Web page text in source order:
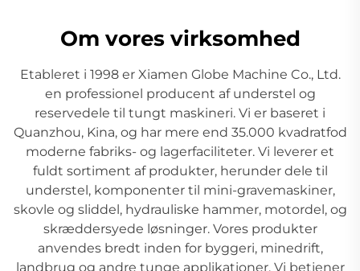
Om vores virksomhed
Etableret i 1998 er Xiamen Globe Machine Co., Ltd.
en professionel producent af understel og
reservedele til tungt maskineri. Vi er baseret i
Quanzhou, Kina, og har mere end 35.000 kvadratfod
moderne fabriks- og lagerfaciliteter. Vi leverer et
fuldt sortiment af produkter, herunder dele til
understel, komponenter til mini-gravemaskiner,
skovle og sliddel, hydrauliske hammer, motordel, og
skræddersyede løsninger. Vores produkter
anvendes bredt inden for byggeri, minedrift,
landbrug og andre tunge applikationer. Vi betjener